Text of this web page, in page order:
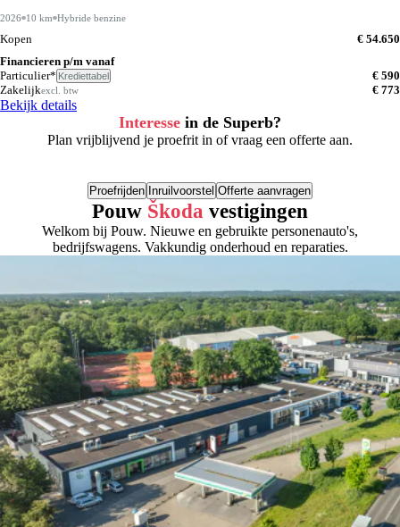
2026 10 km Hybride benzine
Kopen
€ 54.650
Financieren p/m vanaf
Particulier* Krediettabel
€ 590
Zakelijkexcl. btw € 773
Bekijk details
Interesse in de Superb?
Plan vrijblijvend je proefrit in of vraag een offerte aan.
Proefrijden Inruilvoorstel Offerte aanvragen
Pouw Škoda vestigingen
Welkom bij Pouw. Nieuwe en gebruikte personenauto's,
bedrijfswagens. Vakkundig onderhoud en reparaties.